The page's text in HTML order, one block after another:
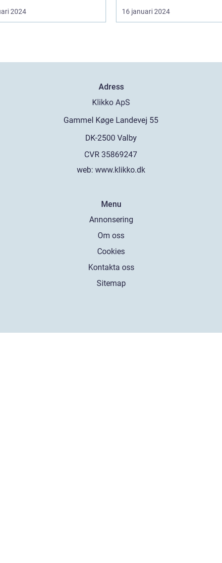
2024 16 januari 2024
Adress
web: www.klikko.dk
Menu
Annonsering
Om oss
Cookies
Kontakta oss
Sitemap